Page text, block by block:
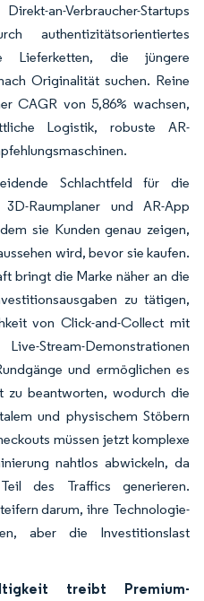
an-Verbraucher-Startups
authentizitätsorientiertes
Lieferketten, die jüngere
Originalität suchen. Reine
CAGR von 5,86% wachsen,
Logistik, robuste AR-
Schlachtfeld für die
Raumplaner und AR-App
sie Kunden genau zeigen,
wird, bevor sie kaufen.
bringt die Marke näher an die
zu tätigen,
von Click-and-Collect mit
Stream-Demonstrationen
und ermöglichen es
zu beantworten, wodurch die
und physischem Stöbern
müssen jetzt komplexe
nahtlos abwickeln, da
des Traffics generieren.
darum, ihre Technologie-
aber die Investitionslast
treibt Premium-